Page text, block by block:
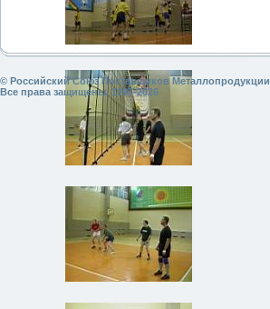
© Российский Союз Поставщиков Металлопродукции
Все права защищены. 1997-2026